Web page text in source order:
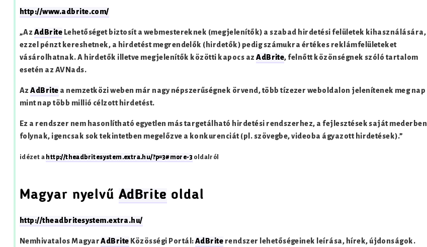
http://www.adbrite.com/
„Az AdBrite Lehetőséget biztosít a webmestereknek (megjelenítők) a szabad hirdetési felületek kihasználására,
ezzel pénzt kereshetnek, a hirdetést megrendelők (hirdetők) pedig számukra értékes reklámfelületeket
vásárolhatnak. A hirdetők illetve megjelenítők közötti kapocs azAdBrite, felnőtt közönségnek szóló tartalom
esetén az AVNads.
AzAdBrite a nemzetközi weben már nagy népszerűségnek örvend, több tízezer weboldalon jelenítenek meg nap
mint nap több millió célzott hirdetést.
Ez a rendszer nem hasonlítható egyetlen más targetálható hirdetési rendszerhez, a fejlesztések saját mederben
folynak, igencsak sok tekintetben megelőzve a konkurenciát (pl. szövegbe, videoba ágyazott hirdetések).”
idézet ahttp://theadbritesystem.extra.hu/?p=3#more-3 oldalról
Magyar nyelvű AdBrite oldal
http://theadbritesystem.extra.hu/
Nemhivatalos MagyarAdBrite Közösségi Portál:AdBrite rendszer lehetőségeinek leírása, hírek, újdonságok.